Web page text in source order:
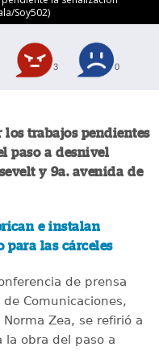
Soy502)
3 0
trabajos pendientes
paso a desnivel
y 9a. avenida de
e instalan
para las cárceles
de prensa
Comunicaciones,
Zea, se refirió a
la obra del paso a